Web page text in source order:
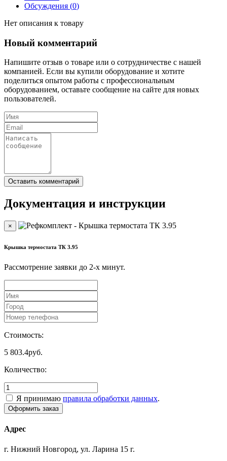
Обсуждения (0)
Нет описания к товару
Новый комментарий
Напишите отзыв о товаре или о сотрудничестве с нашей
компанией. Если вы купили оборудование и хотите
поделиться опытом работы с профессиональным
оборудованием, оставьте сообщение на сайте для новых
пользователей.
Документация и инструкции
×
Крышка термостата ТК 3.95
Рассмотрение заявки до 2-x минут.
Стоимость:
5 803.4руб.
Количество:
Я принимаю правила обработки данных.
Адрес
г. Нижний Новгород, ул. Ларина 15 г.